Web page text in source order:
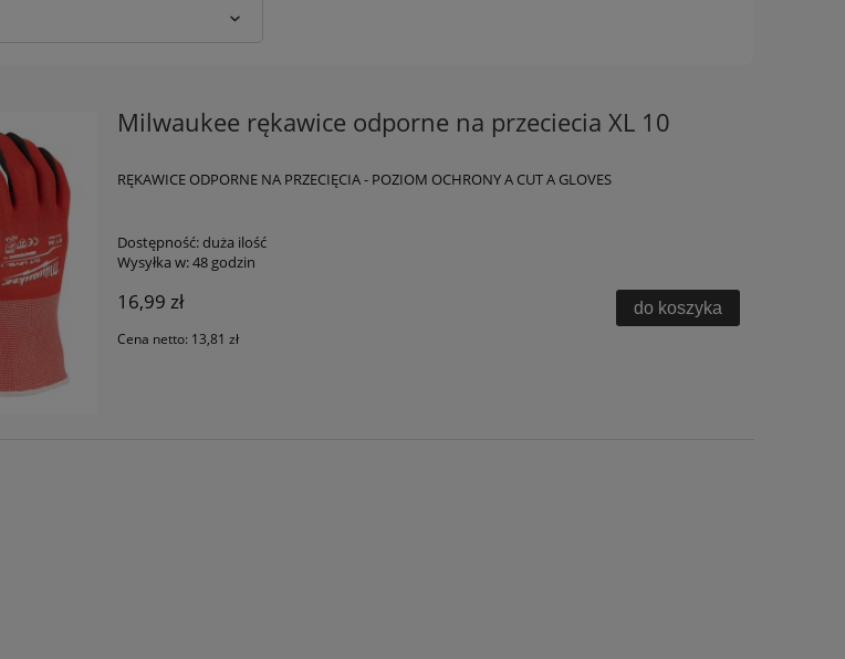
Milwaukee rękawice odporne na przeciecia XL 10
RĘKAWICE ODPORNE NA PRZECIĘCIA - POZIOM OCHRONY A CUT A GLOVES
Dostępność:duża ilość
Wysyłka w:48 godzin
16,99 zł
Cena netto: 13,81 zł
do koszyka